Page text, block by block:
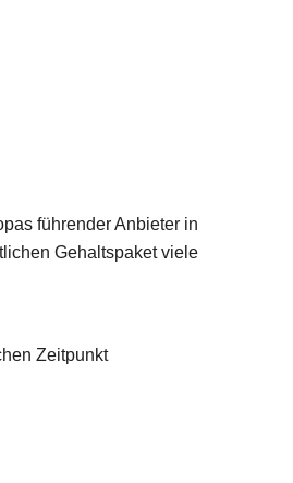
führender Anbieter in
Gehaltspaket viele
Zeitpunkt